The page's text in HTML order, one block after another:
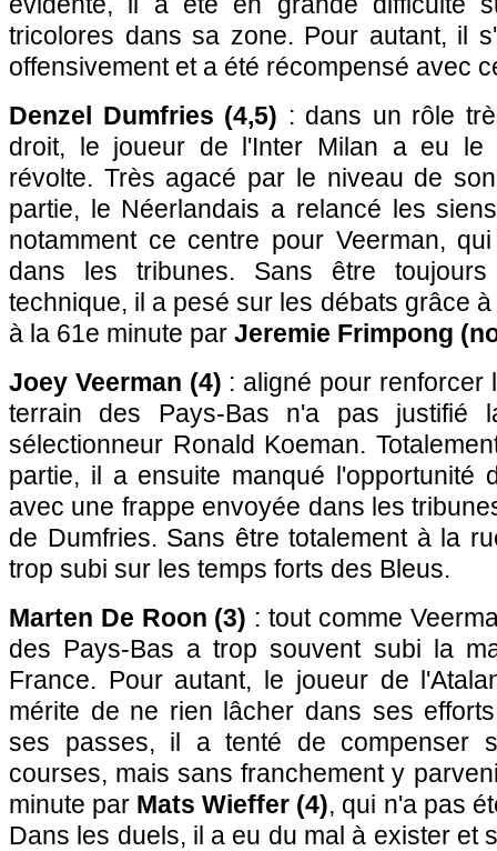
tricolores dans sa zone. Pour autant, il
offensivement et a été récompensé avec
Denzel Dumfries (4,5) : dans un rôle
droit, le joueur de l'Inter Milan a eu le
révolte. Très agacé par le niveau de
partie, le Néerlandais a relancé les
notamment ce centre pour Veerman,
dans les tribunes. Sans être
technique, il a pesé sur les débats grâce
à la 61e minute par Jeremie Frimpong
Joey Veerman (4) : aligné pour renforcer
terrain des Pays-Bas n'a pas justifié
sélectionneur Ronald Koeman.
partie, il a ensuite manqué l'opportunité
avec une frappe envoyée dans les
de Dumfries. Sans être totalement à la
trop subi sur les temps forts des Bleus.
Marten De Roon (3) : tout comme
des Pays-Bas a trop souvent subi la
France. Pour autant, le joueur de
mérite de ne rien lâcher dans ses
ses passes, il a tenté de compenser
courses, mais sans franchement y
minute par Mats Wieffer (4), qui n'a pas
Dans les duels, il a eu du mal à exister et